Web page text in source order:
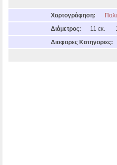
Χαρτογράφηση:
Διάμετρος:
11 εκ.
Διαφορες Κατηγοριες: